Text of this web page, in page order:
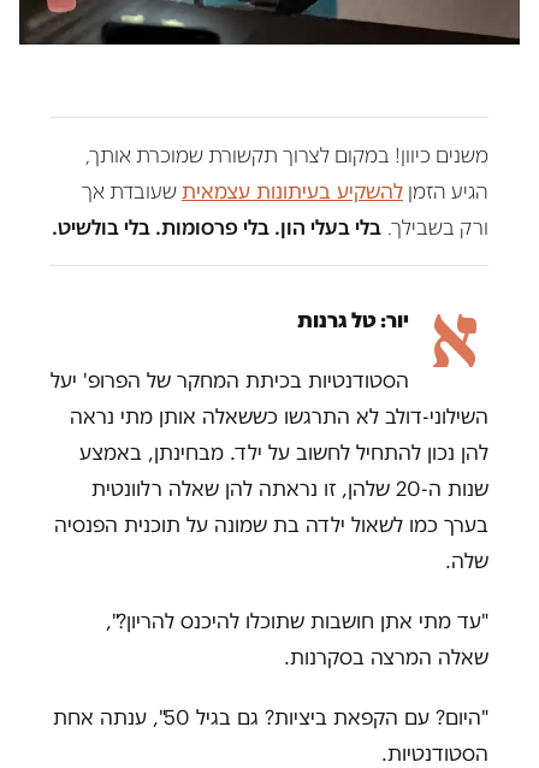
משנים כיוון! במקום לצרוך תקשורת שמוכרת אותך,
הגיע הזמן להשקיע בעיתונות עצמאיתשעובדת אך
ורק בשבילך. בלי בעלי הון. בלי פרסומות. בלי בולשיט.
א יור: טל גרנות
הסטודנטיות בכיתת המחקר של הפרופ' יעל
השילוני-דולב לא התרגשו כששאלה אותן מתי נראה
להן נכון להתחיל לחשוב על ילד. מבחינתן, באמצע
שנות ה-20 שלהן, זו נראתה להן שאלה רלוונטית
בערך כמו לשאול ילדה בת שמונה על תוכנית הפנסיה
שלה.
"עד מתי אתן חושבות שתוכלו להיכנס להריון?",
שאלה המרצה בסקרנות.
"היום? עם הקפאת ביציות? גם בגיל 50", ענתה אחת
הסטודנטיות.